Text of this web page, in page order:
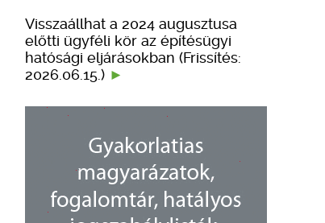
Visszaállhat a 2024 augusztusa
előtti ügyféli kör az építésügyi
hatósági eljárásokban (Frissítés:
2026.06.15.)